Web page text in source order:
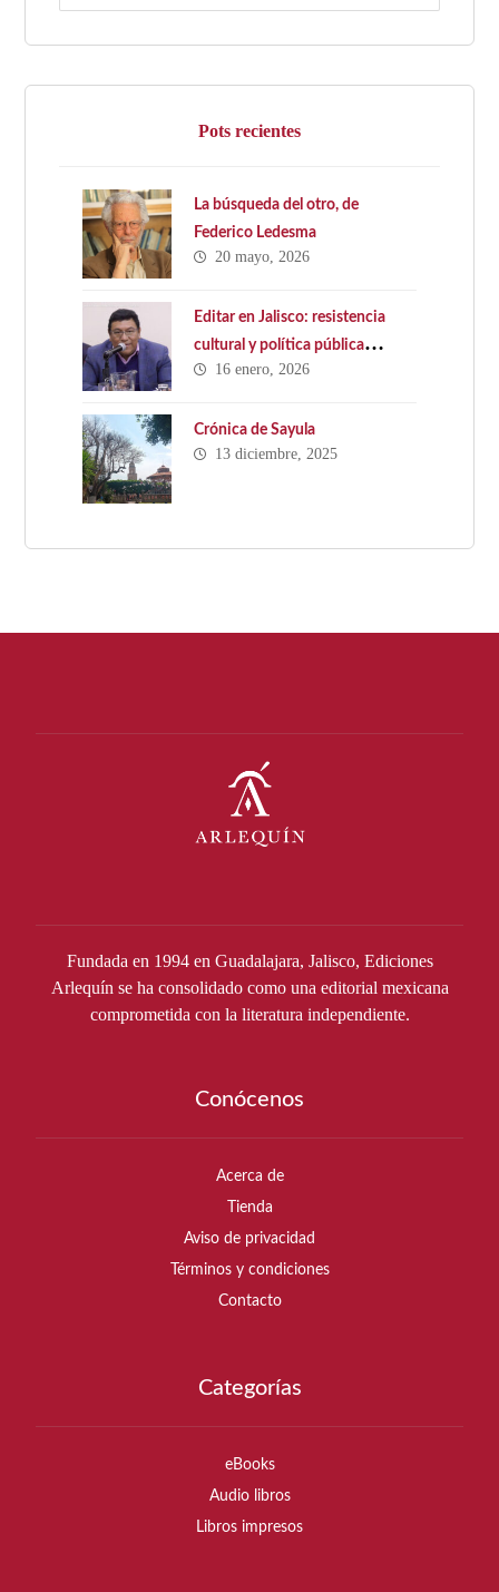
Pots recientes
La búsqueda del otro, de
Federico Ledesma
20 mayo, 2026
Editar en Jalisco: resistencia
cultural y política pública
ausente. Hacia una Ley Estatal
16 enero, 2026
Crónica de Sayula
13 diciembre, 2025
Fundada en 1994 en Guadalajara, Jalisco, Ediciones
Arlequín se ha consolidado como una editorial mexicana
comprometida con la literatura independiente.
Conócenos
Acerca de
Tienda
Aviso de privacidad
Términos y condiciones
Contacto
Categorías
eBooks
Audio libros
Libros impresos